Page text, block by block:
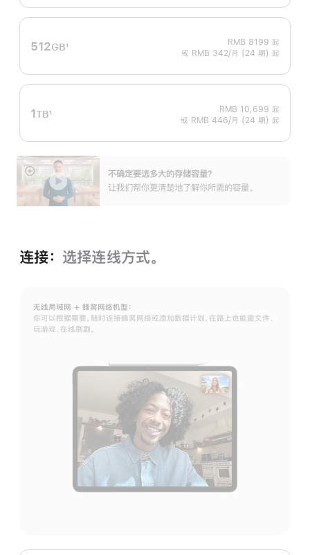
注
512GB
注
1
RMB 8199 起
或 RMB 342/月 (24 期) 起
1TB
注
1
RMB 10,699 起
或 RMB 446/月 (24 期) 起
不确定要选多大的存储容⁠量？
让我们帮你更清楚地了解你所需的容量。
展
开
连接： 选择连线方式。
无线局域网 + 蜂窝网络机型：
你可以根据需要，随时连接蜂窝网络或添加数据计划，在路上也能查文件、
玩游戏、在线刷剧。